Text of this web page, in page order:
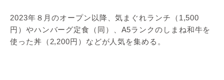
2023年８月のオープン以降、気まぐれランチ（1,500
円）やハンバーグ定食（同）、A5ランクのしまね和牛を
使った丼（2,200円）などが人気を集める。